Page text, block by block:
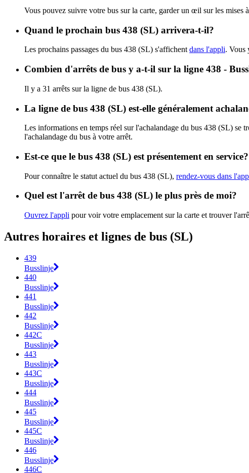
Vous pouvez suivre votre bus sur la carte, garder un œil sur les
Quand le prochain bus 438 (SL) arrivera-t-il?
Les prochains passages du bus 438 (SL) s'affichent dans l'appli. Vous
Combien d'arrêts de bus y a-t-il sur la ligne 438 -
Il y a 31 arrêts sur la ligne de bus 438 (SL).
La ligne de bus 438 (SL) est-elle généralement
Les informations en temps réel sur l'achalandage du bus 438 (SL) se
l'achalandage du bus à votre arrêt.
Est-ce que le bus 438 (SL) est présentement en service?
Pour connaître le statut actuel du bus 438 (SL), rendez-vous dans
Quel est l'arrêt de bus 438 (SL) le plus près de moi?
Ouvrez l'appli pour voir votre emplacement sur la carte et trouver
Autres horaires et lignes de bus (SL)
439
Busslinje
440
Busslinje
441
Busslinje
442
Busslinje
442C
Busslinje
443
Busslinje
443C
Busslinje
444
Busslinje
445
Busslinje
445C
Busslinje
446
Busslinje
446C